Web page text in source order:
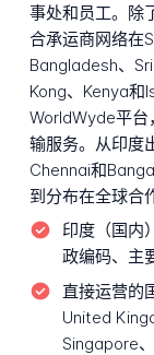
事处和员工。除
合承运商网络在
Bangladesh、
Kong、Kenya和
WorldWyde平台
输服务。从印度
Chennai和
到分布在全球合
印度（国内
政编码、主
直接运营的
United
Singapore